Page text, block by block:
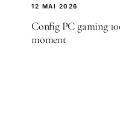
12 MAI 2026
Config PC gaming
moment